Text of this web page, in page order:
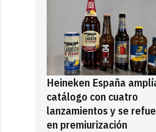
Heineken España
catálogo con cuatro
lanzamientos y se
en premiurización